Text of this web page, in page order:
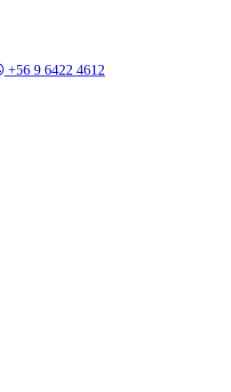
+56 9 6422 4612